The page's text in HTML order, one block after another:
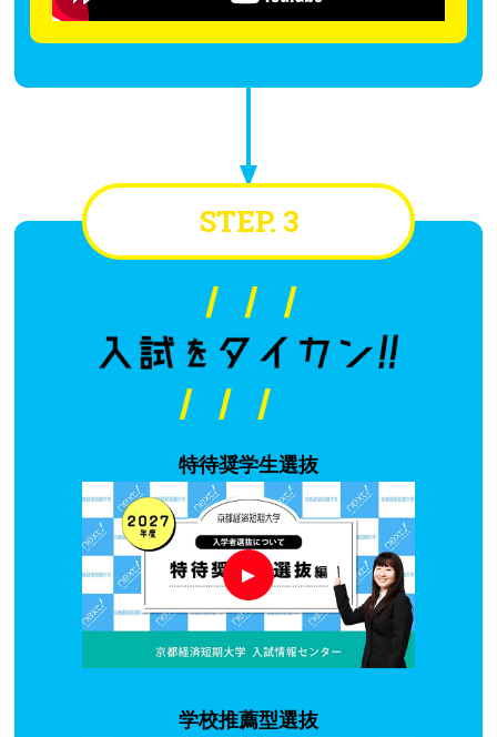
STEP. 3
特待奨学生選抜
学校推薦型選抜